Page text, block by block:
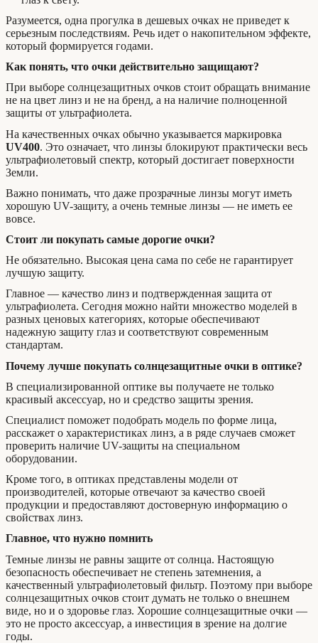
Разумеется, одна прогулка в дешевых очках не приведет к
серьезным последствиям. Речь идет о накопительном эффекте,
который формируется годами.
Как понять, что очки действительно защищают?
При выборе солнцезащитных очков стоит обращать внимание
не на цвет линз и не на бренд, а на наличие полноценной
защиты от ультрафиолета.
На качественных очках обычно указывается маркировка
UV400. Это означает, что линзы блокируют практически весь
ультрафиолетовый спектр, который достигает поверхности
Земли.
Важно понимать, что даже прозрачные линзы могут иметь
хорошую UV-защиту, а очень темные линзы — не иметь ее
вовсе.
Стоит ли покупать самые дорогие очки?
Не обязательно. Высокая цена сама по себе не гарантирует
лучшую защиту.
Главное — качество линз и подтвержденная защита от
ультрафиолета. Сегодня можно найти множество моделей в
разных ценовых категориях, которые обеспечивают
надежную защиту глаз и соответствуют современным
стандартам.
Почему лучше покупать солнцезащитные очки в оптике?
В специализированной оптике вы получаете не только
красивый аксессуар, но и средство защиты зрения.
Специалист поможет подобрать модель по форме лица,
расскажет о характеристиках линз, а в ряде случаев сможет
проверить наличие UV-защиты на специальном
оборудовании.
Кроме того, в оптиках представлены модели от
производителей, которые отвечают за качество своей
продукции и предоставляют достоверную информацию о
свойствах линз.
Главное, что нужно помнить
Темные линзы не равны защите от солнца. Настоящую
безопасность обеспечивает не степень затемнения, а
качественный ультрафиолетовый фильтр. Поэтому при выборе
солнцезащитных очков стоит думать не только о внешнем
виде, но и о здоровье глаз. Хорошие солнцезащитные очки —
это не просто аксессуар, а инвестиция в зрение на долгие
годы.